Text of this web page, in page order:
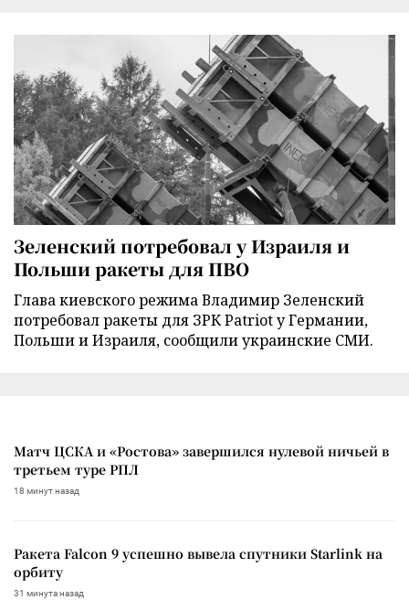
Зеленский потребовал у Израиля и
Польши ракеты для ПВО
Глава киевского режима Владимир Зеленский
потребовал ракеты для ЗРК Patriot у Германии,
Польши и Израиля, сообщили украинские СМИ.
Матч ЦСКА и «Ростова» завершился нулевой ничьей в
третьем туре РПЛ
18 минут назад
Ракета Falcon 9 успешно вывела спутники Starlink на
орбиту
31 минута назад